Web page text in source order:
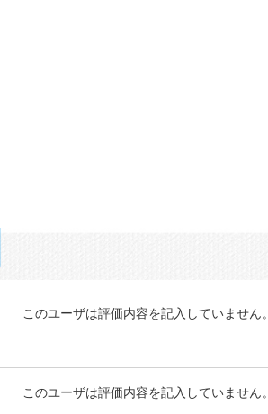
このユーザは評価内容を記入していません。
このユーザは評価内容を記入していません。